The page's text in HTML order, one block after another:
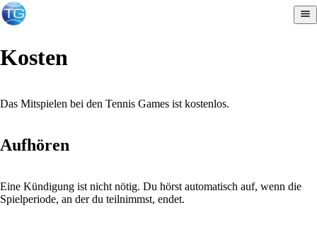
Kosten
Das Mitspielen bei den Tennis Games ist kostenlos.
Aufhören
Eine Kündigung ist nicht nötig. Du hörst automatisch auf, wenn die
Spielperiode, an der du teilnimmst, endet.